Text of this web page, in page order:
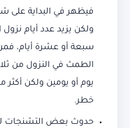
فيظهر في البداية على
ولكن يزيد عدد أيام
سبعة أو عشرة أيام،
الطمث في النزول من
يوم أو يومين ولكن
خطر.
حدوث بعض التشنجات